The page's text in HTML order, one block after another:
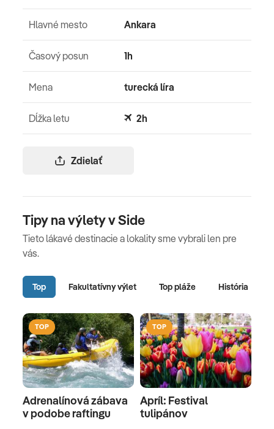
Zdielať
Hlavné mesto Ankara
Časový posun 1h
Mena turecká líra
Dĺžka letu 2h
Tipy na výlety v Side
Tieto lákavé destinacie a lokality sme vybrali len pre
vás.
Top Fakultatívny výlet Top pláže História
TOP
Adrenalínová zábava
v podobe raftingu
TOP
Apríl: Festival
tulipánov